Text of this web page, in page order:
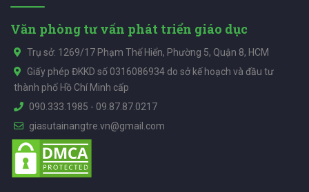
Văn phòng tư vấn phát triển giáo dục
Trụ sở: 1269/17 Phạm Thế Hiển, Phường 5, Quận 8, HCM
Giấy phép ĐKKD số 0316086934 do sở kế hoạch và đầu tư
thành phố Hồ Chí Minh cấp
090.333.1985 - 09.87.87.0217
giasutainangtre.vn@gmail.com